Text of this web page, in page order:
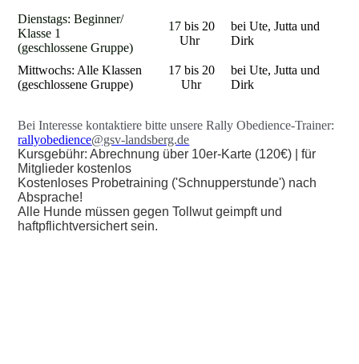
Dienstags: Beginner/
Klasse 1
(geschlossene Gruppe)
17 bis 20
Uhr
bei Ute, Jutta und
Dirk
Mittwochs: Alle Klassen
(geschlossene Gruppe)
17 bis 20
Uhr
bei Ute, Jutta und
Dirk
Bei Interesse kontaktiere bitte unsere Rally Obedience-Trainer:
rallyobedience@gsv-landsberg.de
Kursgebühr: Abrechnung über 10er-Karte (120€) | für
Mitglieder kostenlos
Kostenloses Probetraining ('Schnupperstunde') nach
Absprache!
Alle Hunde müssen gegen Tollwut geimpft und
haftpflichtversichert sein.